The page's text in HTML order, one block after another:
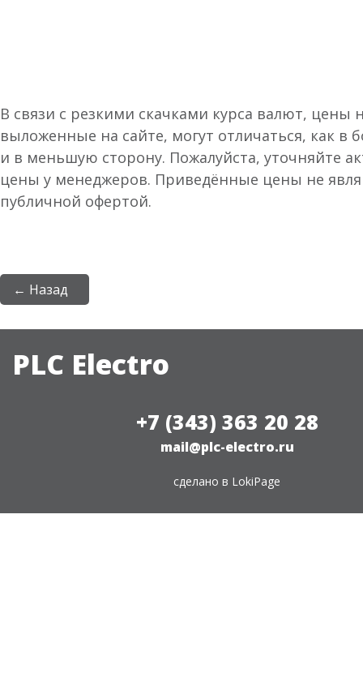
В связи с резкими скачками курса валют, цены
выложенные на сайте, могут отличаться, как в
и в меньшую сторону. Пожалуйста, уточняйте
цены у менеджеров. Приведённые цены не
публичной офертой.
← Назад
PLC Electro
+7 (343) 363 20 28
mail@plc-electro.ru
сделано в LokiPage